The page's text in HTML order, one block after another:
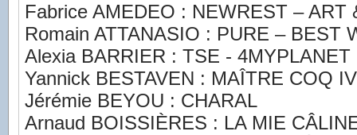
Fabrice AMEDEO : NEWREST – ART
Romain ATTANASIO : PURE – BEST
Alexia BARRIER : TSE - 4MYPLANET
Yannick BESTAVEN : MAÎTRE COQ IV
Jérémie BEYOU : CHARAL
Arnaud BOISSIÈRES : LA MIE